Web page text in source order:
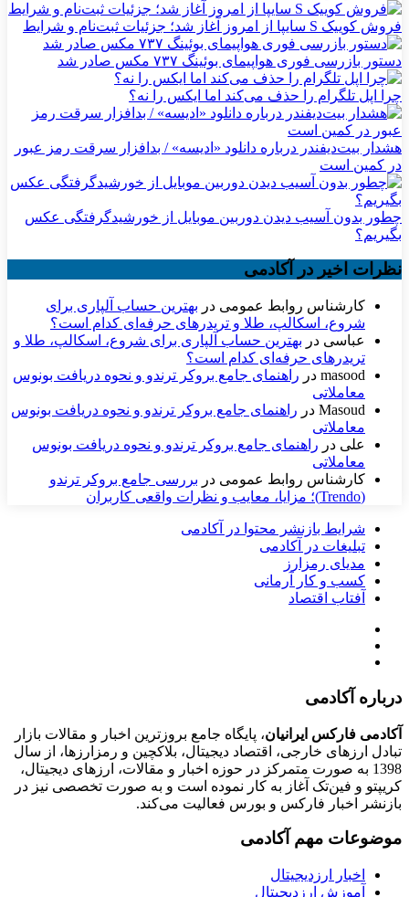
فروش کوییک S سایپا از امروز آغاز شد؛ جزئیات ثبت‌نام و شرایط
دستور بازرسی فوری هواپیمای بوئینگ ۷۳۷ مکس صادر شد
چرا اپل تلگرام را حذف می‌کند اما ایکس را نه؟
هشدار بیت‌دیفندر درباره دانلود «ادیسه» / بدافزار سرقت رمز عبور
در کمین است
چطور بدون آسیب دیدن دوربین موبایل از خورشیدگرفتگی عکس
بگیریم؟
نظرات اخیر در آکادمی
کارشناس روابط عمومی در بهترین حساب آلپاری برای
شروع، اسکالپ، طلا و تریدرهای حرفه‌ای کدام است؟
عباسی در بهترین حساب آلپاری برای شروع، اسکالپ، طلا و
تریدرهای حرفه‌ای کدام است؟
masood در راهنمای جامع بروکر ترندو و نحوه دریافت بونوس
معاملاتی
Masoud در راهنمای جامع بروکر ترندو و نحوه دریافت بونوس
معاملاتی
علی در راهنمای جامع بروکر ترندو و نحوه دریافت بونوس
معاملاتی
کارشناس روابط عمومی در بررسی جامع بروکر ترندو
(Trendo)؛ مزایا، معایب و نظرات واقعی کاربران
شرایط بازنشر محتوا در آکادمی
تبلیغات در آکادمی
مدیای رمزارز
کسب و کار آرمانی
آفتاب اقتصاد
درباره آکادمی
آکادمی فارکس ایرانیان، پایگاه جامع بروزترین اخبار و مقالات بازار
تبادل ارزهای خارجی، اقتصاد دیجیتال، بلاکچین و رمزارزها، از سال
1398 به صورت متمرکز در حوزه اخبار و مقالات، ارزهای‌ دیجیتال،
کریپتو و فین‌تک آغاز به کار نموده است و به صورت تخصصی نیز در
بازنشر اخبار فارکس و بورس فعالیت می‌کند.
موضوعات مهم آکادمی
اخبار ارزدیجیتال
آموزش ارزدیجیتال